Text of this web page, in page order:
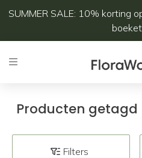
SUMMER SALE: 10% korting
Producten
Filters